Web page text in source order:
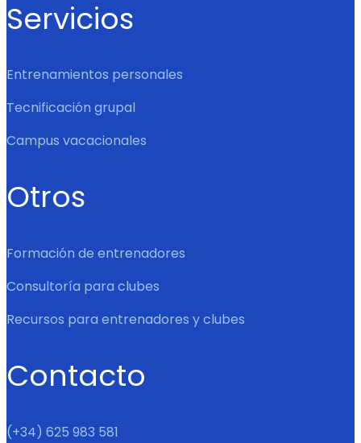
Servicios
Entrenamientos personales
Tecnificación grupal
Campus vacacionales
Otros
Formación de entrenadores
Consultoría para clubes
Recursos para entrenadores y clubes
Contacto
(+34) 625 983 581